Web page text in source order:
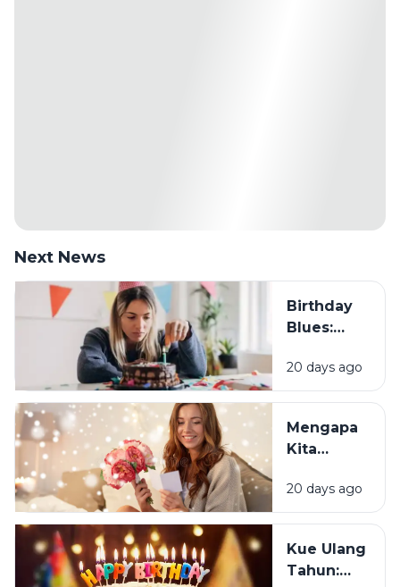
Next News
Birthday
Blues:
Sebagian
Orang
Merasa
Sedih Saat
Tahun?
20 days ago
Mengapa
Kita
Mendapat
Ucapan
Tahun?
20 days ago
Kue Ulang
Tahun: